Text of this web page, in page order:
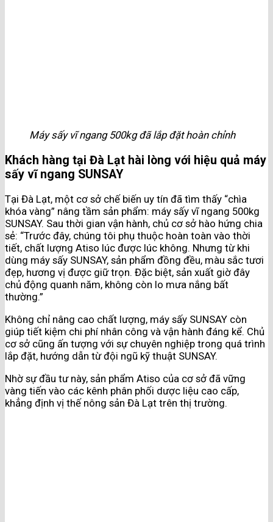
Máy sấy vĩ ngang 500kg đã lắp đặt hoàn chỉnh
Khách hàng tại Đà Lạt hài lòng với hiệu quả máy
sấy vĩ ngang SUNSAY
Tại Đà Lạt, một cơ sở chế biến uy tín đã tìm thấy “chìa
khóa vàng” nâng tầm sản phẩm: máy sấy vĩ ngang 500kg
SUNSAY. Sau thời gian vận hành, chủ cơ sở hào hứng chia
sẻ: “Trước đây, chúng tôi phụ thuộc hoàn toàn vào thời
tiết, chất lượng Atiso lúc được lúc không. Nhưng từ khi
dùng máy sấy SUNSAY, sản phẩm đồng đều, màu sắc tươi
đẹp, hương vị được giữ trọn. Đặc biệt, sản xuất giờ đây
chủ động quanh năm, không còn lo mưa nắng bất
thường.”
Không chỉ nâng cao chất lượng, máy sấy SUNSAY còn
giúp tiết kiệm chi phí nhân công và vận hành đáng kể. Chủ
cơ sở cũng ấn tượng với sự chuyên nghiệp trong quá trình
lắp đặt, hướng dẫn từ đội ngũ kỹ thuật SUNSAY.
Nhờ sự đầu tư này, sản phẩm Atiso của cơ sở đã vững
vàng tiến vào các kênh phân phối dược liệu cao cấp,
khẳng định vị thế nông sản Đà Lạt trên thị trường.